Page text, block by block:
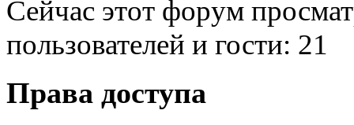
Сейчас этот форум
пользователей и гости: 21
Права доступа